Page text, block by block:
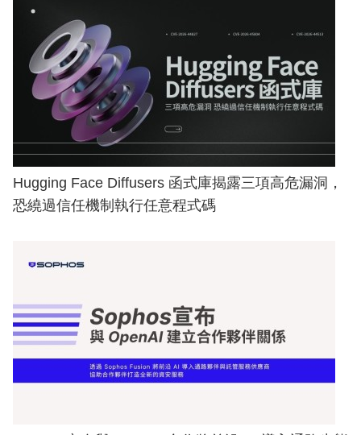
Hugging Face Diffusers 函式庫揭露三項高危漏洞，
恐繞過信任機制執行任意程式碼